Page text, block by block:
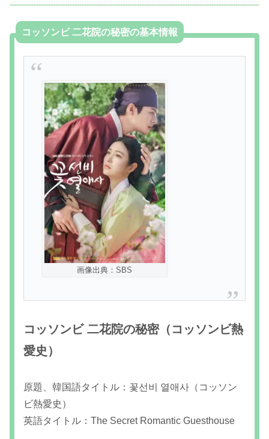
コッソンビ 二花院の秘密の基本情報
画像出典：SBS
コッソンビ 二花院の秘密（コッソンビ熱
愛史）
原題、韓国語タイトル：꽃선비 열애사（コッソン
ビ熱愛史）
英語タイトル：The Secret Romantic Guesthouse